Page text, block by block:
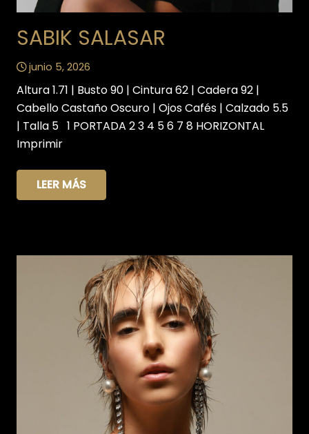
SABIK SALASAR
junio 5, 2026
Altura 1.71 | Busto 90 | Cintura 62 | Cadera 92 |
Cabello Castaño Oscuro | Ojos Cafés | Calzado 5.5
| Talla 5 1 PORTADA 2 3 4 5 6 7 8 HORIZONTAL
Imprimir
LEER MÁS